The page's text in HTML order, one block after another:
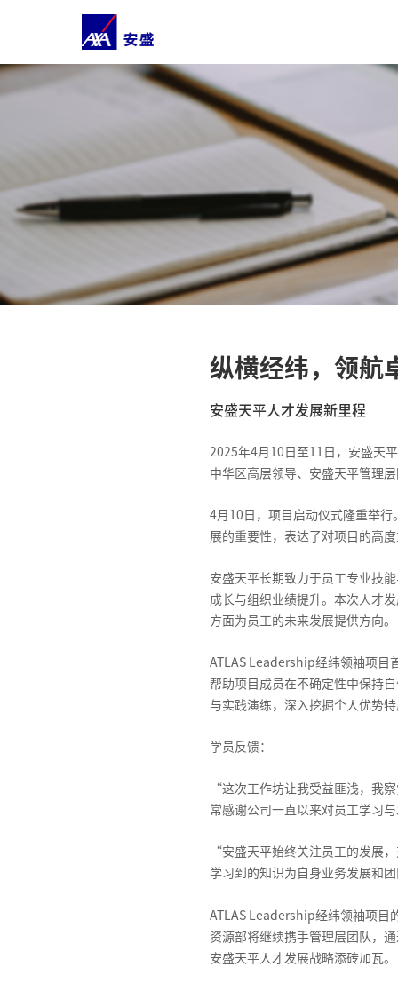
纵横经纬，领航
安盛天平人才发展新里程
2025年4月10日至11日，安盛天
中华区高层领导、安盛天平管理
4月10日，项目启动仪式隆重举
展的重要性，表达了对项目的高
安盛天平长期致力于员工专业技
成长与组织业绩提升。本次人才
方面为员工的未来发展提供方向。
ATLAS Leadership经纬领袖项
帮助项目成员在不确定性中保持
与实践演练，深入挖掘个人优势
学员反馈：
“这次工作坊让我受益匪浅，我
常感谢公司一直以来对员工学习
“安盛天平始终关注员工的发展
学习到的知识为自身业务发展和
ATLAS Leadership经纬领袖项目
资源部将继续携手管理层团队，
安盛天平人才发展战略添砖加瓦。